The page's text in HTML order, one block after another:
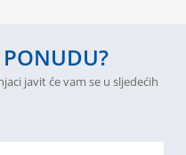
PONUDU?
javit će vam se u sljedećih